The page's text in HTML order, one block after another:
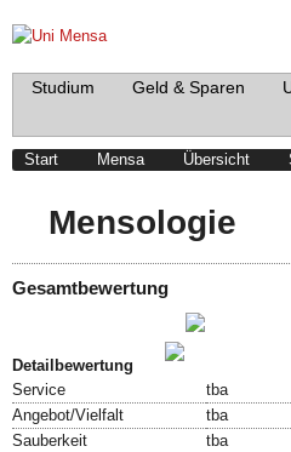
Studium Geld & Sparen
Start Mensa Übersicht
Mensologie
Gesamtbewertung
Bewertung abgeben!
Detailbewertung
Service
tba
Angebot/Vielfalt
tba
Sauberkeit
tba